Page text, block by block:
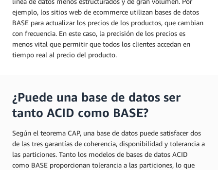
ejemplo, los sitios web de ecommerce utilizan bases de datos
BASE para actualizar los precios de los productos, que cambian
con frecuencia. En este caso, la precisión de los precios es
menos vital que permitir que todos los clientes accedan en
tiempo real al precio del producto.
¿Puede una base de datos ser
tanto ACID como BASE?
Según el teorema CAP, una base de datos puede satisfacer dos
de las tres garantías de coherencia, disponibilidad y tolerancia a
las particiones. Tanto los modelos de bases de datos ACID
como BASE proporcionan tolerancia a las particiones, lo que